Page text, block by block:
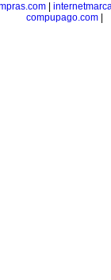
|
compupago.com|